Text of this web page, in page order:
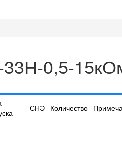
0,5-
СНЭ Количество